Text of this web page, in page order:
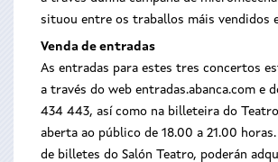
situou entre os traballos máis vendidos
Venda de entradas
As entradas para estes tres concertos
a través do web entradas.abanca.com e
434 443, así como na billeteira do
aberta ao público de 18.00 a 21.00
de billetes do Salón Teatro, poderán